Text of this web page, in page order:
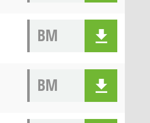
BM
BM